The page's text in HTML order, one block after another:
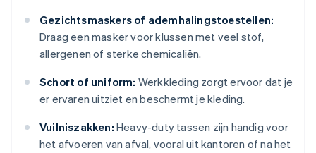
Gezichtsmaskers of ademhalingstoestellen:
Draag een masker voor klussen met veel stof,
allergenen of sterke chemicaliën.
Schort of uniform: Werkkleding zorgt ervoor dat je
er ervaren uitziet en beschermt je kleding.
Vuilniszakken: Heavy-duty tassen zijn handig voor
het afvoeren van afval, vooral uit kantoren of na het